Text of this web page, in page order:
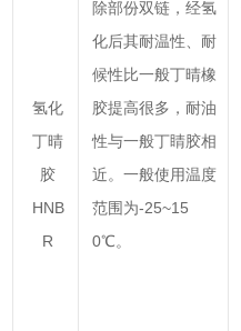
氢化
丁晴
胶
HNB
R
除部份双链，经氢
化后其耐温性、耐
候性比一般丁晴橡
胶提高很多，耐油
性与一般丁睛胶相
近。一般使用温度
范围为-25~15
0℃。